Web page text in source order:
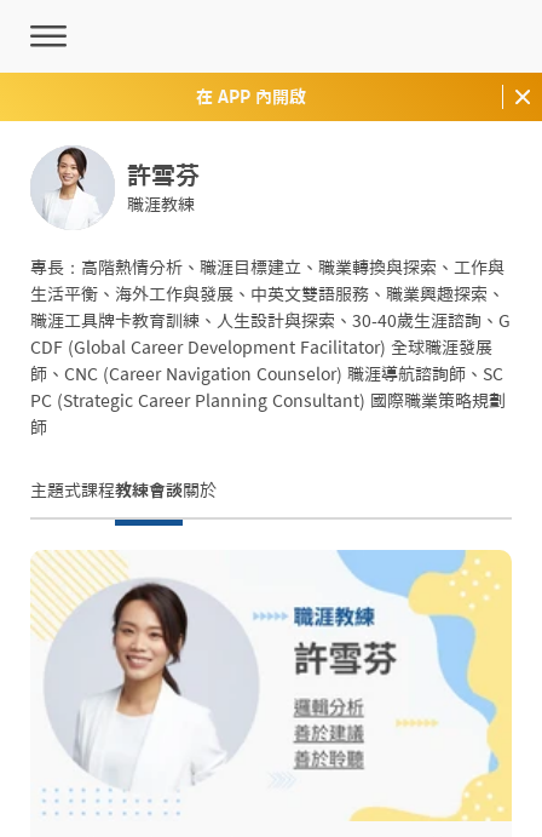
在 APP 內開啟
許雪芬
職涯教練
專長：高階熱情分析、職涯目標建立、職業轉換與探索、工作與
生活平衡、海外工作與發展、中英文雙語服務、職業興趣探索、
職涯工具牌卡教育訓練、人生設計與探索、30-40歲生涯諮詢、G
CDF (Global Career Development Facilitator) 全球職涯發展
師、CNC (Career Navigation Counselor) 職涯導航諮詢師、SC
PC (Strategic Career Planning Consultant) 國際職業策略規劃
師
主題式課程教練會談關於